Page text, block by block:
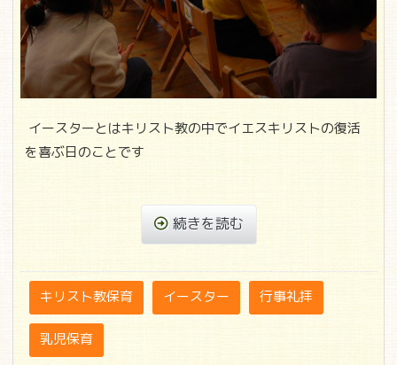
イースターとはキリスト教の中でイエスキリストの復活
を喜ぶ日のことです
続きを読む
キリスト教保育 イースター 行事礼拝
乳児保育